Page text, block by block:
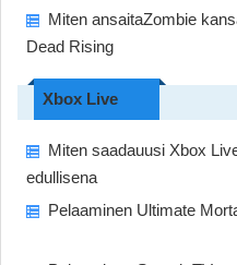
Miten ansaitaZombie
Dead Rising
Xbox Live
Miten saadauusi Xbox
edullisena
Pelaaminen Ultimate